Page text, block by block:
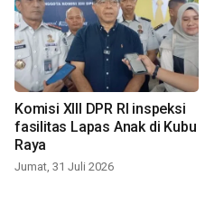
Komisi XIII DPR RI inspeksi
fasilitas Lapas Anak di Kubu
Raya
Jumat, 31 Juli 2026